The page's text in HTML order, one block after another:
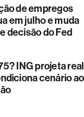
de empregos
em julho e muda
decisão do Fed
ING projeta real
cenário ao